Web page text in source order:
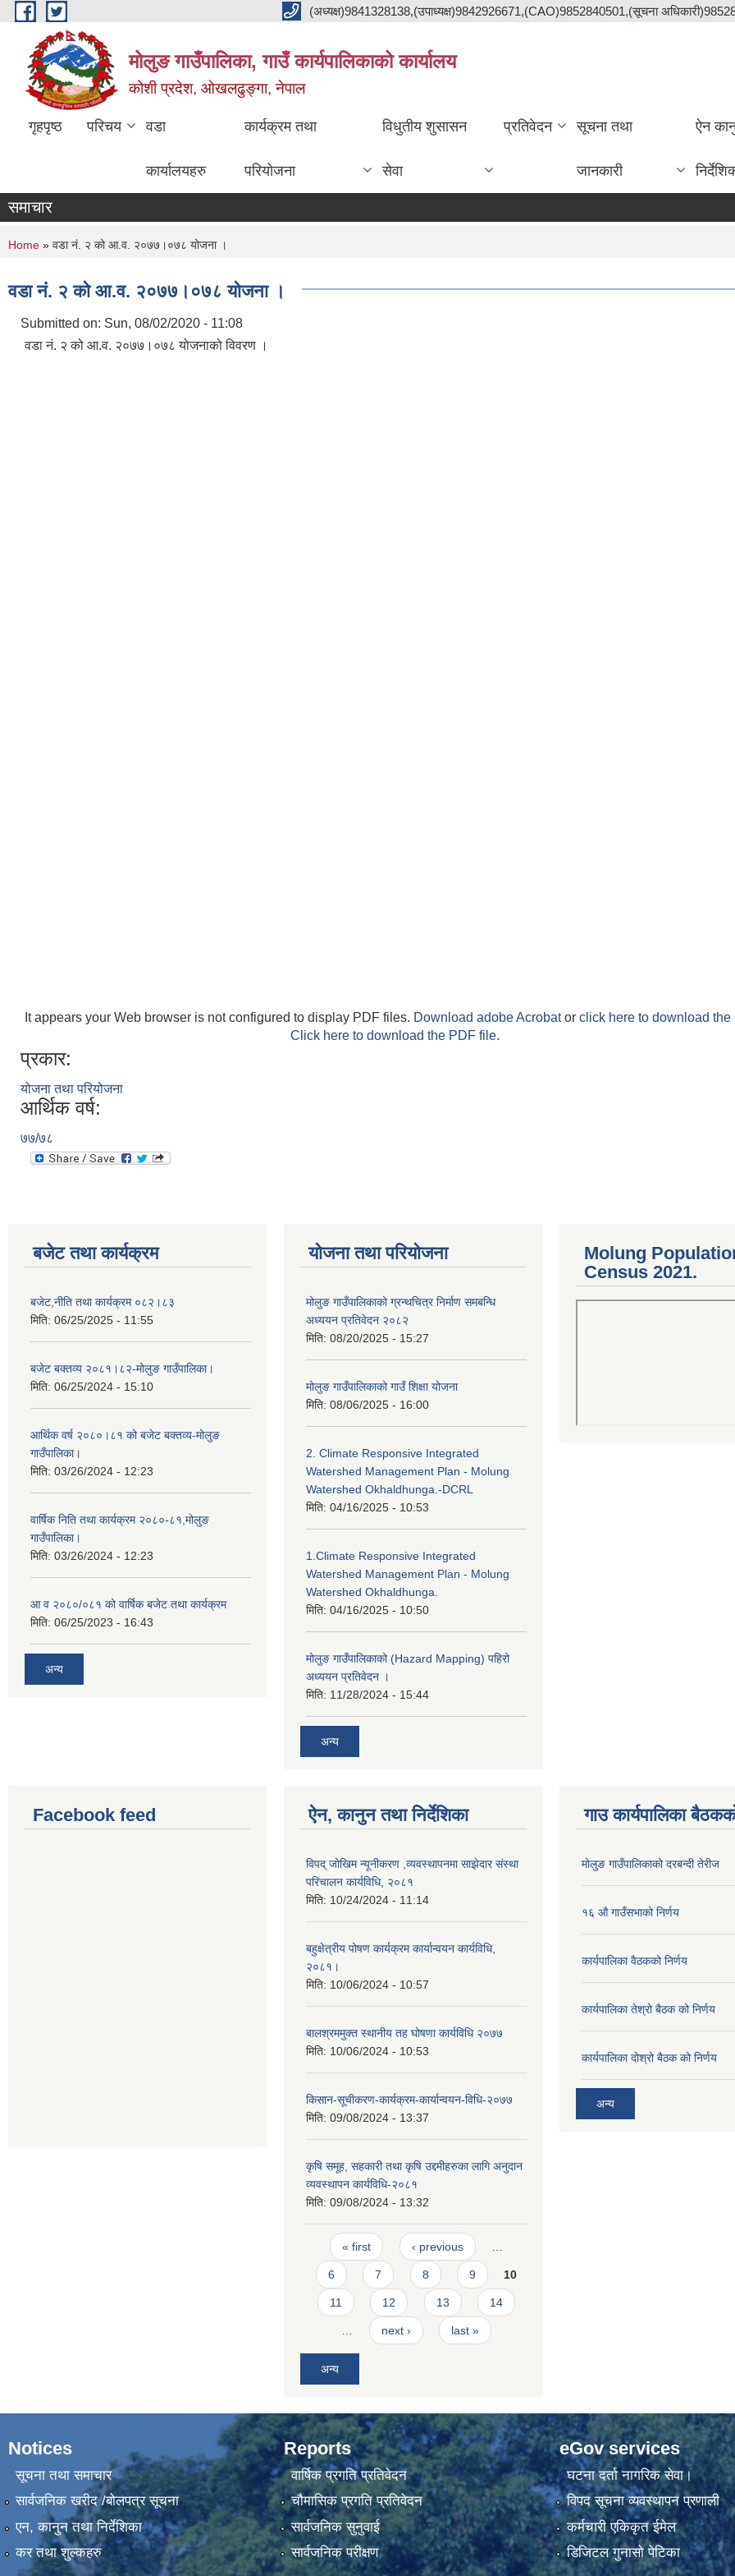
Skip to main content (अध्यक्ष)9841328138,(उपाध्यक्ष)9842926671,(CAO)9852840501,(सूचना
मोलुङ गाउँपालिका, गाउँ कार्यपालिकाको कार्यालय
कोशी प्रदेश, ओखलढुङ्गा, नेपाल
गृहपृष्ठ परिचय वडा
कार्यालयहरु
कार्यक्रम तथा
परियोजना
विधुतीय शुसासन
सेवा
प्रतिवेदन सूचना तथा
जानकारी
ऐन
समाचार
You are here
Home » वडा नं. २ को आ.व. २०७७।०७८ योजना ।
वडा नं. २ को आ.व. २०७७।०७८ योजना ।
Submitted on: Sun, 08/02/2020 - 11:08
वडा नं. २ को आ.व. २०७७।०७८ योजनाको विवरण ।
It appears your Web browser is not configured to display PDF files. Download adobe Acrobator click here to download the
Click here to download the PDF file.
प्रकार:
योजना तथा परियोजना
आर्थिक वर्ष:
७७/७८
बजेट तथा कार्यक्रम
बजेट,नीति तथा कार्यक्रम ०८२।८३
मिति: 06/25/2025 - 11:55
बजेट बक्तव्य २०८१।८२-मोलुङ गाउँपालिका।
मिति: 06/25/2024 - 15:10
आर्थिक वर्ष २०८०।८१ को बजेट बक्तव्य-मोलुङ
गाउँपालिका।
मिति: 03/26/2024 - 12:23
वार्षिक निति तथा कार्यक्रम २०८०-८१,मोलुङ
गाउँपालिका।
मिति: 03/26/2024 - 12:23
आ व २०८०/०८१ को वार्षिक बजेट तथा कार्यक्रम
मिति: 06/25/2023 - 16:43
अन्य
योजना तथा परियोजना
मोलुङ गाउँपालिकाको ग्रन्थचित्र निर्माण समबन्धि
अध्ययन प्रतिवेदन २०८२
मिति: 08/20/2025 - 15:27
मोलुङ गाउँपालिकाको गाउँ शिक्षा योजना
मिति: 08/06/2025 - 16:00
2. Climate Responsive Integrated
Watershed Management Plan - Molung
Watershed Okhaldhunga.-DCRL
मिति: 04/16/2025 - 10:53
1.Climate Responsive Integrated
Watershed Management Plan - Molung
Watershed Okhaldhunga.
मिति: 04/16/2025 - 10:50
मोलुङ गाउँपालिकाको (Hazard Mapping) पहिरो
अध्ययन प्रतिवेदन ।
मिति: 11/28/2024 - 15:44
अन्य
Molung
Census 2021.
Facebook feed ऐन, कानुन तथा निर्देशिका
विपद् जोखिम न्यूनीकरण ,व्यवस्थापनमा साझेदार संस्था
परिचालन कार्यविधि, २०८१
मिति: 10/24/2024 - 11:14
बहुक्षेत्रीय पोषण कार्यक्रम कार्यान्वयन कार्यविधि,
२०८१।
मिति: 10/06/2024 - 10:57
बालश्रममुक्त स्थानीय तह घोषणा कार्यविधि २०७७
मिति: 10/06/2024 - 10:53
किसान-सूचीकरण-कार्यक्रम-कार्यान्वयन-विधि-२०७७
मिति: 09/08/2024 - 13:37
कृषि समूह, सहकारी तथा कृषि उद्दमीहरुका लागि अनुदान
व्यवस्थापन कार्यविधि-२०८१
मिति: 09/08/2024 - 13:32
Pages
« first ‹ previous
6 7 8 9 10
11 12 13 14
next › last »
अन्य
गाउ कार्यपालिका
मोलुङ गाउँपालिकाको दरबन्दी तेरीज
१६ औ गाउँसभाको निर्णय
कार्यपालिका वैठकको निर्णय
कार्यपालिका तेश्रो बैठक को निर्णय
कार्यपालिका दोश्रो बैठक को निर्णय
अन्य
Notices
सूचना तथा समाचार
सार्वजनिक खरीद /बोलपत्र सूचना
एन, कानुन तथा निर्देशिका
कर तथा शुल्कहरु
Reports
वार्षिक प्रगति प्रतिवेदन
चौमासिक प्रगति प्रतिवेदन
सार्वजनिक सुनुवाई
सार्वजनिक परीक्षण
eGov services
घटना दर्ता नागरिक सेवा।
विपद सूचना व्यवस्थापन प्रणाली
कर्मचारी एकिकृत ईमेल
डिजिटल गुनासो पेटिका